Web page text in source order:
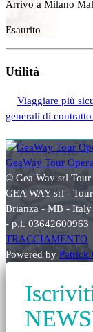
Arrivo a Milano
Esaurito
Utilità
Viaggiare più
generali di
© Gea Way srl
GEA WAY srl -
Brianza - MB -
- p.i.
TRACCIAMENTO
Powered by Patrick